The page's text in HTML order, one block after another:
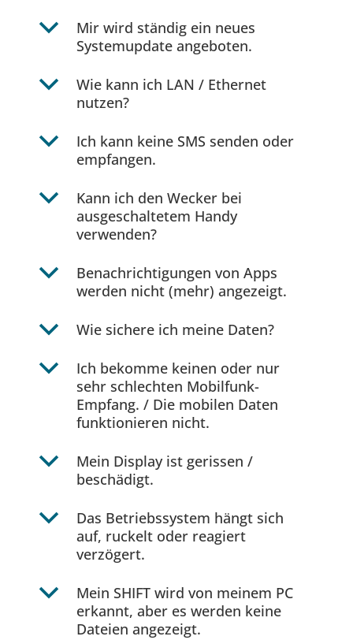
b
Mir wird ständig ein neues
Systemupdate angeboten.
b
Wie kann ich LAN / Ethernet
nutzen?
b
Ich kann keine SMS senden oder
empfangen.
b
Kann ich den Wecker bei
ausgeschaltetem Handy
verwenden?
b
Benachrichtigungen von Apps
werden nicht (mehr) angezeigt.
b Wie sichere ich meine Daten?
b
Ich bekomme keinen oder nur
sehr schlechten Mobilfunk-
Empfang. / Die mobilen Daten
funktionieren nicht.
b
Mein Display ist gerissen /
beschädigt.
b
Das Betriebssystem hängt sich
auf, ruckelt oder reagiert
verzögert.
b
Mein SHIFT wird von meinem PC
erkannt, aber es werden keine
Dateien angezeigt.